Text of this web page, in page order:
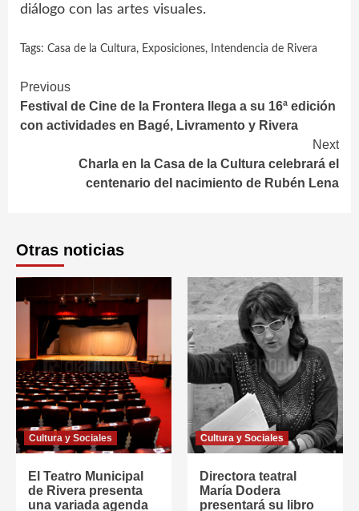
diálogo con las artes visuales.
Tags: Casa de la Cultura, Exposiciones, Intendencia de Rivera
Continue
Reading
Previous
Festival de Cine de la Frontera llega a su 16ª edición
con actividades en Bagé, Livramento y Rivera
Next
Charla en la Casa de la Cultura celebrará el
centenario del nacimiento de Rubén Lena
Otras noticias
Cultura y Sociales
El Teatro Municipal
de Rivera presenta
una variada agenda
Cultura y Sociales
Directora teatral
María Dodera
presentará su libro